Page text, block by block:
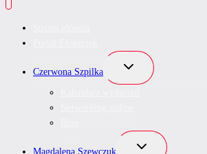
Czerwona Szpilka
Przełącz
podrzędne
Magdalena Szewczuk
Przełącz